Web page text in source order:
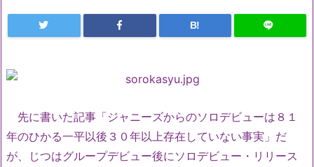
B!
先に書いた記事「ジャニーズからのソロデビューは８１
年のひかる一平以後３０年以上存在していない事実」だ
が、じつはグループデビュー後にソロデビュー・リリース